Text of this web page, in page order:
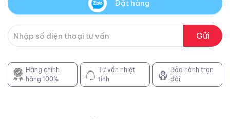
Đặt hàng
Gửi
Hàng chính
hãng 100%
Tư vấn nhiệt
tình
Bảo hành trọn
đời